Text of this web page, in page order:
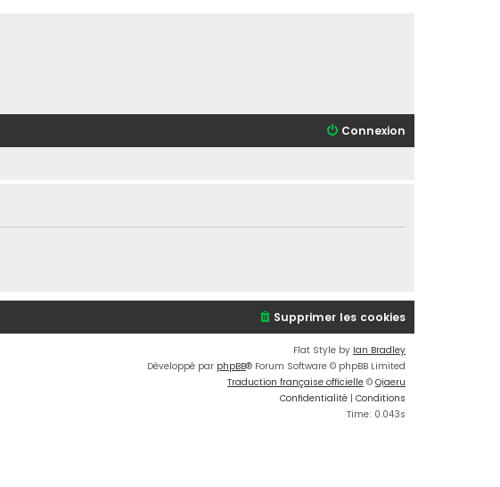
Connexion
Supprimer les cookies
Flat Style by Ian Bradley
Développé par phpBB® Forum Software © phpBB Limited
Traduction française officielle © Qiaeru
Confidentialité | Conditions
Time: 0.043s